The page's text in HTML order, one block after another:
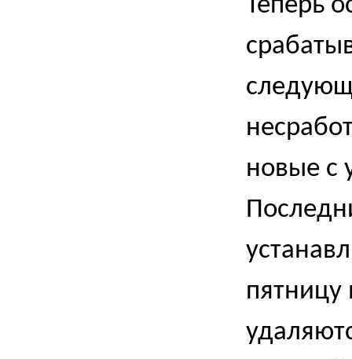
Теперь
новые с
пятницу